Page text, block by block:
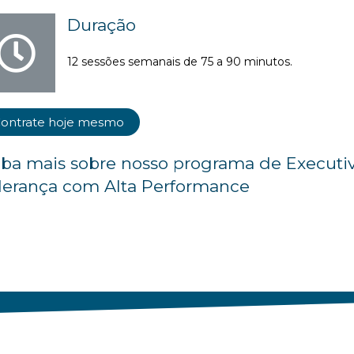
Duração
12 sessões semanais de 75 a 90 minutos.
hoje mesmo
mais sobre nosso programa de
com Alta Performance